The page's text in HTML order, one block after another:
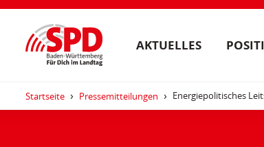
AKTUELLES
Startseite Pressemitteilungen Energiepolitisches